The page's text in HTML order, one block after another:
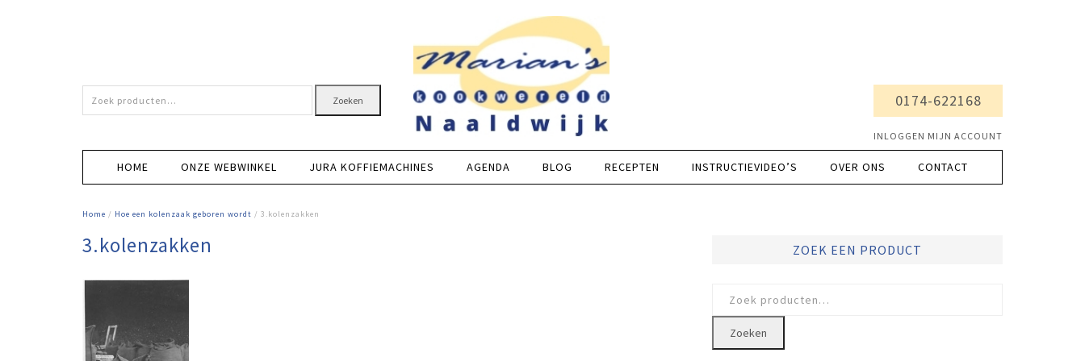
Zoeken
naar:
Zoeken 0174-622168
INLOGGEN MIJN ACCOUNT
HOME ONZE WEBWINKEL JURA KOFFIEMACHINES AGENDA BLOG RECEPTEN INSTRUCTIEVIDEO’S OVER ONS CONTACT
Home / Hoe een kolenzaak geboren wordt / 3.kolenzakken
3.kolenzakken ZOEK EEN PRODUCT
naar:
Zoeken